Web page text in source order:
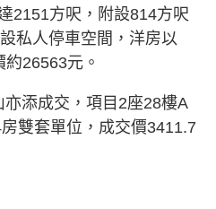
2151方呎，附設814方呎
私人停車空間，洋房以
26563元。
添成交，項目2座28樓A
雙套單位，成交價3411.7